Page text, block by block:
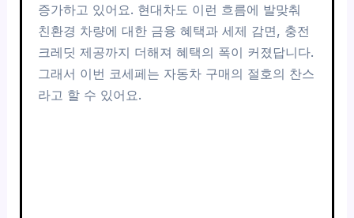
증가하고 있어요. 현대차도 이런 흐름에 발맞춰
친환경 차량에 대한 금융 혜택과 세제 감면, 충전
크레딧 제공까지 더해져 혜택의 폭이 커졌답니다.
그래서 이번 코세페는 자동차 구매의 절호의 찬스
라고 할 수 있어요.